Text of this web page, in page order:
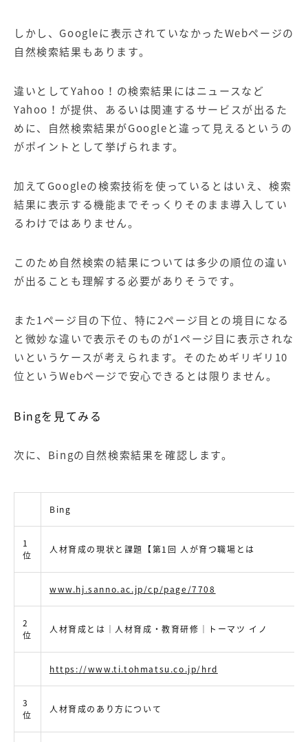
しかし、Googleに表示されていなかったWebページの
自然検索結果もあります。
違いとしてYahoo！の検索結果にはニュースなど
Yahoo！が提供、あるいは関連するサービスが出るた
めに、自然検索結果がGoogleと違って見えるというの
がポイントとして挙げられます。
加えてGoogleの検索技術を使っているとはいえ、検索
結果に表示する機能までそっくりそのまま導入してい
るわけではありません。
このため自然検索の結果については多少の順位の違い
が出ることも理解する必要がありそうです。
また1ページ目の下位、特に2ページ目との境目になる
と微妙な違いで表示そのものが1ページ目に表示されな
いというケースが考えられます。そのためギリギリ10
位というWebページで安心できるとは限りません。
Bingを見てみる
次に、Bingの自然検索結果を確認します。
Bing
1
位
人材育成の現状と課題【第1回 人が育つ職場とは
www.hj.sanno.ac.jp/cp/page/7708
2
位
人材育成とは｜人材育成・教育研修｜トーマツ イノ
https://www.ti.tohmatsu.co.jp/hrd
3
位
人材育成のあり方について